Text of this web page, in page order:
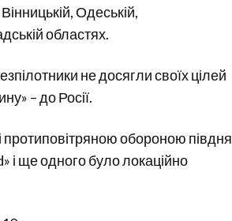
Одеській,
областях.
не досягли своїх цілей
– до Росії.
протиповітряною обороною півдня
і ще одного було локаційно